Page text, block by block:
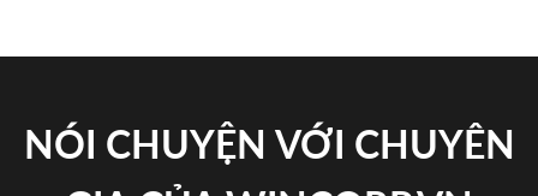
NÓI CHUYỆN VỚI CHUYÊN